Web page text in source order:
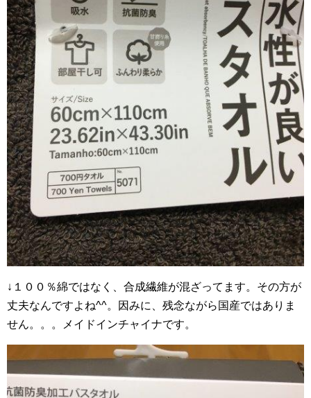
↓１００％綿ではなく、合成繊維が混ざってます。その方が
丈夫なんですよね^^。因みに、残念ながら国産ではありま
せん。。。メイドインチャイナです。